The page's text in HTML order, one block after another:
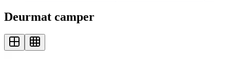
Deurmat camper